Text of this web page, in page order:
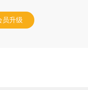
员升级